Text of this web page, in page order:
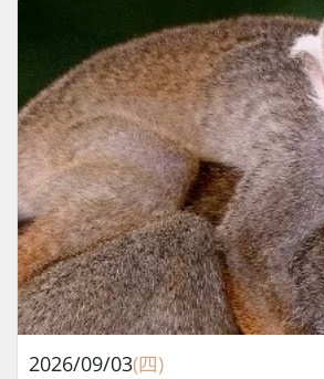
2026/09/03(四)